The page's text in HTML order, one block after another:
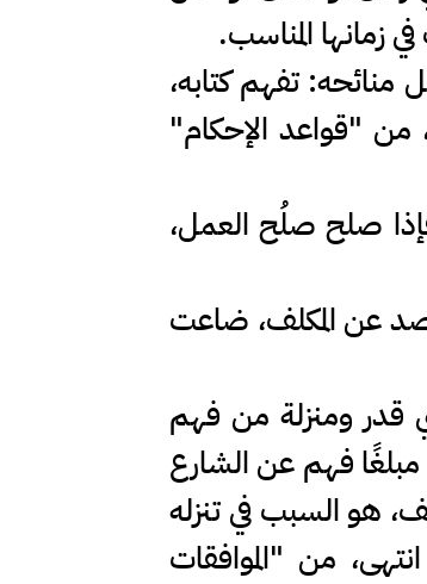
زمانها المناسب.
تفهم كتابه،
من "قواعد الإحكام"
صلح صلُح العمل،
عن المكلف، ضاعت
قدر ومنزلة من فهم
فهم عن الشارع
هو السبب في تنزله
من "الموافقات